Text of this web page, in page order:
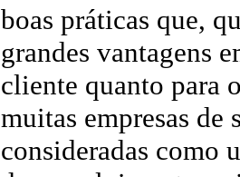
boas práticas que,
grandes vantagens
cliente quanto para
muitas empresas de
consideradas como